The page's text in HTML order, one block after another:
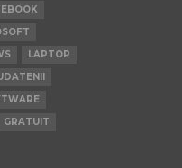
LAPTOP
GRATUIT